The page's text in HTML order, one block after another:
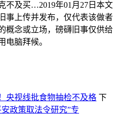
不及买…2019年01月27日本文
事上传并发布，仅代表该做者
概念或立场，磅礴旧事仅供给
电脑拜候。
央视线批食物抽检不及格 下
安政策取法令研究”专